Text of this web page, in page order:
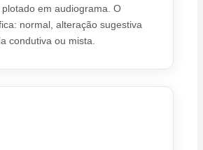
em audiograma. O
normal, alteração sugestiva
condutiva ou mista.